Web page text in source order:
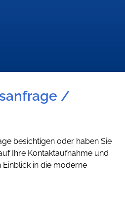
/
besichtigen oder haben Sie
Ihre Kontaktaufnahme und
Einblick in die moderne